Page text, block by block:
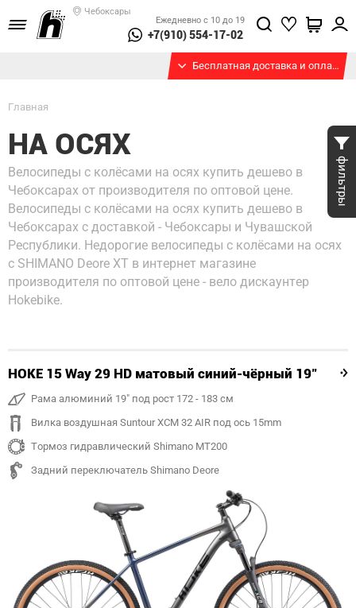
Чебоксары
Ежедневно с 10 до 19
+7(910) 554-17-02
Бесплатная доставка и оплата при получении
Главная
НА ОСЯХ
Велосипеды с колёсами на осях купить дешево в
Чебоксарах от производителя по оптовой цене.
Велосипеды с колёсами на осях купить дешево в
Чебоксарах с доставкой - Чебоксары и Чувашской
Республики. Недорогие велосипеды с колёсами на осях
с SHIMANO Deore XT в интернет магазине
производителя по оптовой цене - вело дискаунтер
Hokebike.
фильтры
HOKE 15 Way 29 HD матовый синий-чёрный 19"
Рама алюминий 19" под рост 172 - 183 см
Вилка воздушная Suntour XCM 32 AIR под ось 15mm
Тормоз гидравлический Shimano MT200
Задний переключатель Shimano Deore